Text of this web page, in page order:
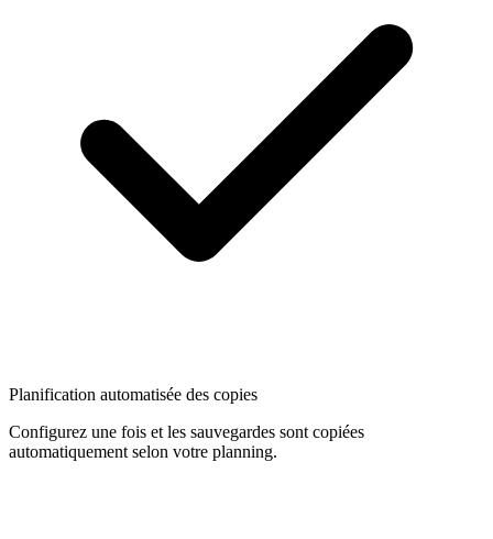
Planification automatisée des copies
Configurez une fois et les sauvegardes sont copiées
automatiquement selon votre planning.